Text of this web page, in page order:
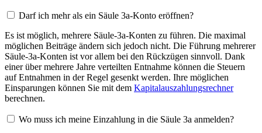
Darf ich mehr als ein Säule 3a-Konto eröffnen?
Es ist möglich, mehrere Säule-3a-Konten zu führen. Die maximal
möglichen Beiträge ändern sich jedoch nicht. Die Führung mehrerer
Säule-3a-Konten ist vor allem bei den Rückzügen sinnvoll. Dank
einer über mehrere Jahre verteilten Entnahme können die Steuern
auf Entnahmen in der Regel gesenkt werden. Ihre möglichen
Einsparungen können Sie mit dem Kapitalauszahlungsrechner
berechnen.
Wo muss ich meine Einzahlung in die Säule 3a anmelden?